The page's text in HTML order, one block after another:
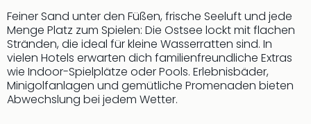
Feiner Sand unter den Füßen, frische Seeluft und jede
Menge Platz zum Spielen: Die Ostsee lockt mit flachen
Stränden, die ideal für kleine Wasserratten sind. In
vielen Hotels erwarten dich familienfreundliche Extras
wie Indoor-Spielplätze oder Pools. Erlebnisbäder,
Minigolfanlagen und gemütliche Promenaden bieten
Abwechslung bei jedem Wetter.